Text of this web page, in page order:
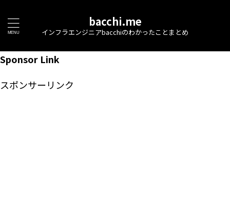
bacchi.me
インフラエンジニアbacchiのわかったことまとめ
Sponsor Link
スポンサーリンク